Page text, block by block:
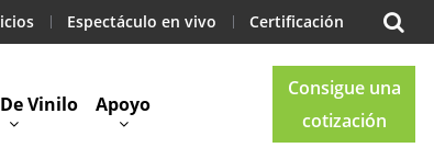
Espectáculo en vivo Certificación
Vinilo Apoyo
Consigue una
cotización